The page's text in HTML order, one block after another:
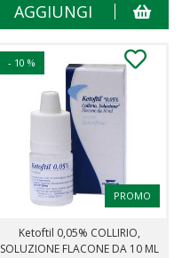
AGGIUNGI
- 10 %
PROMO
Ketoftil 0,05% COLLIRIO,
SOLUZIONE FLACONE DA 10 ML